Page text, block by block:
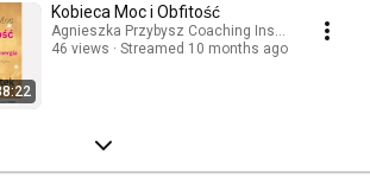
Kobieca Moc i Obfitość
Agnieszka Przybysz Coaching Institute
46 views
Streamed 10 months ago